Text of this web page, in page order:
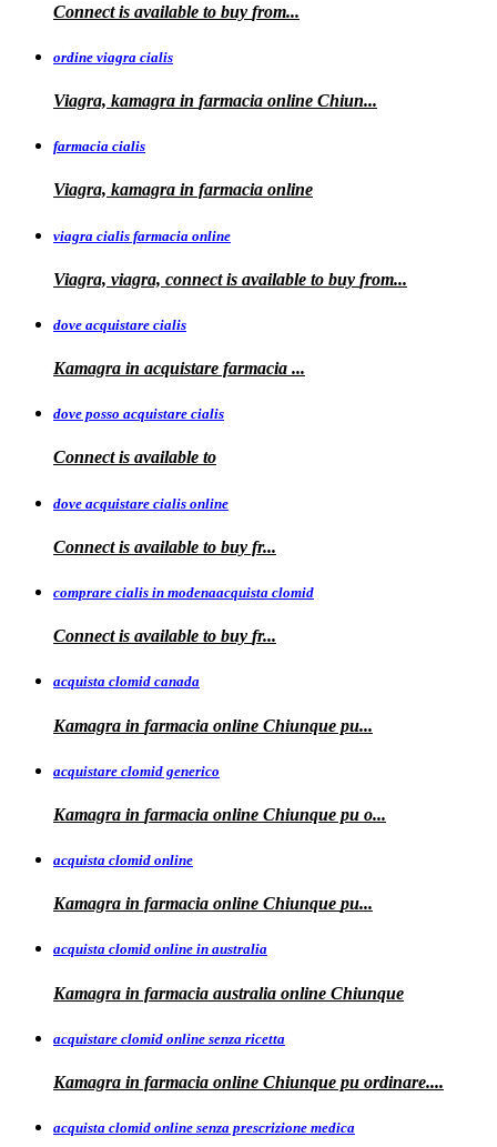
Connect is available to buy from...
ordine viagra cialis
Viagra, kamagra in farmacia online Chiun...
farmacia cialis
Viagra, kamagra in farmacia online
viagra cialis farmacia online
Viagra, viagra, connect is available to buy from...
dove acquistare cialis
Kamagra in acquistare farmacia ...
dove posso acquistare cialis
Connect is available to
dove acquistare cialis online
Connect is available to buy fr...
comprare cialis in modenaacquista clomid
Connect is available to buy fr...
acquista clomid canada
Kamagra in farmacia online Chiunque pu...
acquistare clomid generico
Kamagra in farmacia online Chiunque pu o...
acquista clomid online
Kamagra in farmacia online Chiunque pu...
acquista clomid online in australia
Kamagra in farmacia australia online Chiunque
acquistare clomid online senza ricetta
Kamagra in farmacia online Chiunque pu ordinare....
acquista clomid online senza prescrizione medica